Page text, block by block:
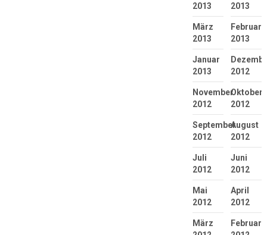
2013
2013
März
2013
Februar
2013
Januar
2013
2012
November
2012
Oktober
2012
September
2012
August
2012
Juli
2012
Juni
2012
Mai
2012
April
2012
März
Februar